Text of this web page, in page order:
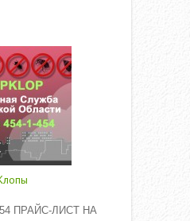
54 ПРАЙС-ЛИСТ НА